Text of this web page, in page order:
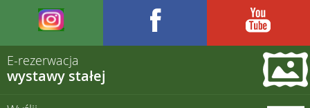
E-rezerwacja
wystawy stałej